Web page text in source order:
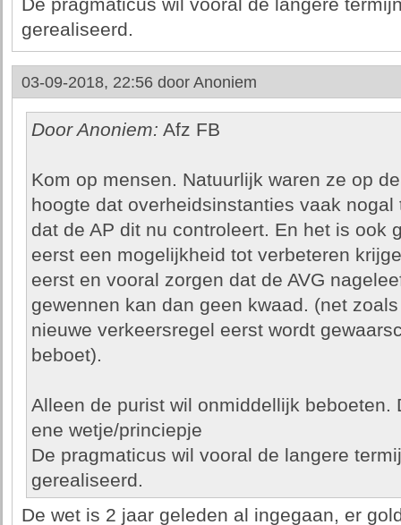
De pragmaticus wil vooral de langere
gerealiseerd.
03-09-2018, 22:56 door Anoniem
Door Anoniem: Afz FB
Kom op mensen. Natuurlijk waren ze op
hoogte dat overheidsinstanties vaak
dat de AP dit nu controleert. En het is ook
eerst een mogelijkheid tot verbeteren
eerst en vooral zorgen dat de AVG
gewennen kan dan geen kwaad. (net
nieuwe verkeersregel eerst wordt
beboet).
Alleen de purist wil onmiddellijk beboeten.
ene wetje/princiepje
De pragmaticus wil vooral de langere
gerealiseerd.
De wet is 2 jaar geleden al ingegaan, er